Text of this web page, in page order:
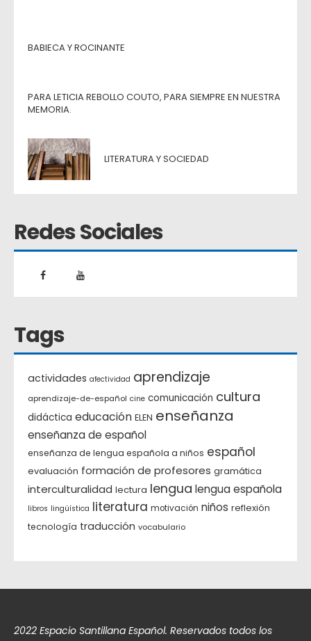
BABIECA Y ROCINANTE
PARA LETICIA REBOLLO COUTO, PARA SIEMPRE EN NUESTRA
MEMORIA.
LITERATURA Y SOCIEDAD
Redes Sociales
Tags
actividades afectividad aprendizaje
aprendizaje-de-español cine comunicación cultura
didáctica educación ELEN enseñanza
enseñanza de español
enseñanza de lengua española a niños español
evaluación formación de profesores gramática
interculturalidad lectura lengua lengua española
libros lingüística literatura motivación niños reflexión
tecnología traducción vocabulario
2022 Espacio Santillana Español. Reservados todos los